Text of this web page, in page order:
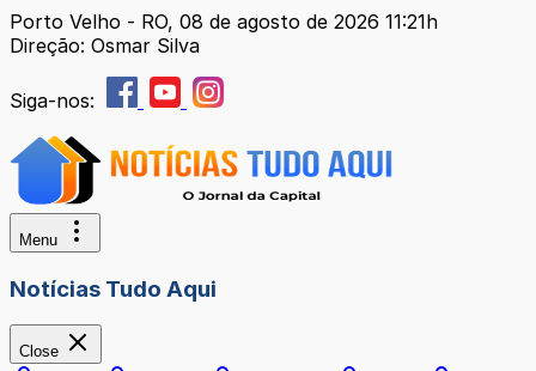
Porto Velho - RO, 08 de agosto de 2026 11:21h
Direção: Osmar Silva
Siga-nos:
Menu
Notícias Tudo Aqui
Close